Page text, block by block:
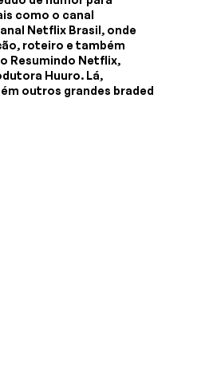
como o canal
Netflix Brasil, onde
roteiro e também
Resumindo Netflix,
Huuro. Lá,
outros grandes braded